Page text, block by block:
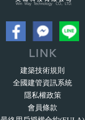
LINK
建築技術規則
全國建管資訊系統
隱私權政策
會員條款